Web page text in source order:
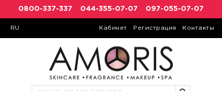
0800-337-337 044-355-07-07 097-055-07-07
RU Кабинет Регистрация Контакты